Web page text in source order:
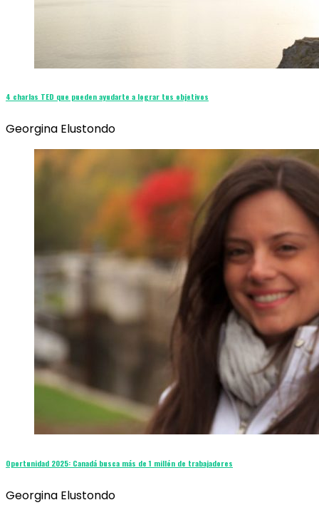
4 charlas TED que pueden ayudarte a lograr tus objetivos
Georgina Elustondo
Oportunidad 2025: Canadá busca más de 1 millón de trabajadores
Georgina Elustondo